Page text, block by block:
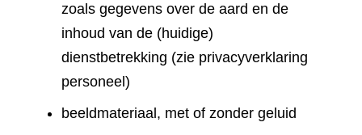
zoals gegevens over de aard en de
inhoud van de (huidige)
dienstbetrekking (zie privacyverklaring
personeel)
beeldmateriaal, met of zonder geluid